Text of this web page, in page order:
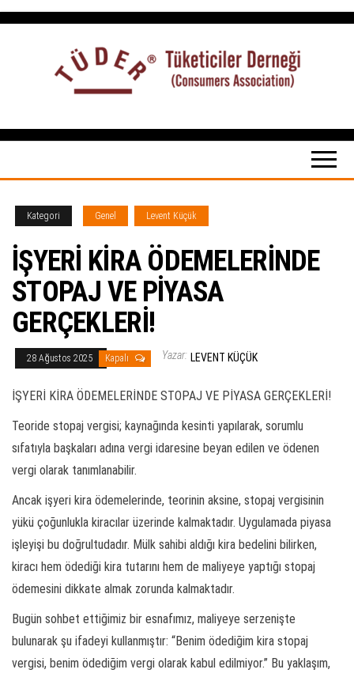
İçeriğe
Tüketiciler
tuketicilerdernegi.org.tr
Kategori Genel Levent Küçük
İŞYERİ KİRA ÖDEMELERİNDE
STOPAJ VE PİYASA
GERÇEKLERİ!
28 Ağustos 2025 Kapalı Yazar: LEVENT KÜÇÜK
İŞYERİ KİRA ÖDEMELERİNDE STOPAJ VE PİYASA GERÇEKLERİ!
Teoride stopaj vergisi; kaynağında kesinti yapılarak, sorumlu
sıfatıyla başkaları adına vergi idaresine beyan edilen ve ödenen
vergi olarak tanımlanabilir.
Ancak işyeri kira ödemelerinde, teorinin aksine, stopaj vergisinin
yükü çoğunlukla kiracılar üzerinde kalmaktadır. Uygulamada piyasa
işleyişi bu doğrultudadır. Mülk sahibi aldığı kira bedelini bilirken,
kiracı hem ödediği kira tutarını hem de maliyeye yaptığı stopaj
ödemesini dikkate almak zorunda kalmaktadır.
Bugün sohbet ettiğimiz bir esnafımız, maliyeye serzenişte
bulunarak şu ifadeyi kullanmıştır: “Benim ödediğim kira stopaj
vergisi, benim ödediğim vergi olarak kabul edilmiyor.” Bu yaklaşım,